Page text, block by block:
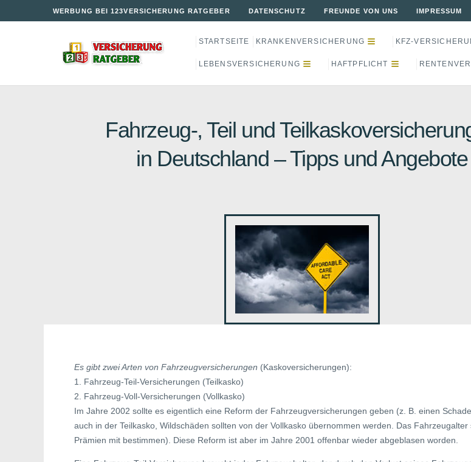
WERBUNG BEI 123VERSICHERUNG RATGEBER DATENSCHUTZ FREUNDE VON UNS IMPRESSUM
STARTSEITE KRANKENVERSICHERUNG KFZ-
LEBENSVERSICHERUNG HAFTPFLICHT
Fahrzeug-, Teil und
in Deutschland – Tipps und Angebote
Es gibt zwei Arten von Fahrzeugversicherungen (Kaskoversicherungen):
1. Fahrzeug-Teil-Versicherungen (Teilkasko)
2. Fahrzeug-Voll-Versicherungen (Vollkasko)
Im Jahre 2002 sollte es eigentlich eine Reform der Fahrzeugversicherungen geben (z. B. einen
auch in der Teilkasko, Wildschäden sollten von der Vollkasko übernommen werden. Das Fahrzeugalter
Prämien mit bestimmen). Diese Reform ist aber im Jahre 2001 offenbar wieder abgeblasen worden.